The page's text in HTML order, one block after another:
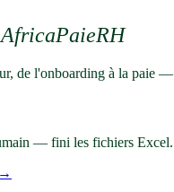
AfricaPaieRH
de l'onboarding à la paie
— fini les fichiers Excel.
→